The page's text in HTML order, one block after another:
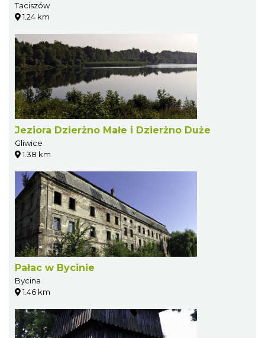
Taciszów
1.24 km
Jeziora Dzierżno Małe i Dzierżno Duże
Gliwice
1.38 km
Pałac w Bycinie
Bycina
1.46 km